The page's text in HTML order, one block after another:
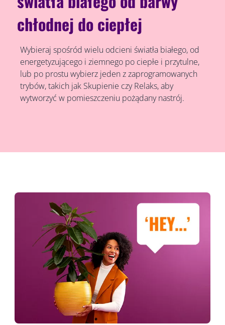
chłodnej do ciepłej
Wybieraj spośród wielu odcieni światła białego, od
energetyzującego i ziemnego po ciepłe i przytulne,
lub po prostu wybierz jeden z zaprogramowanych
trybów, takich jak Skupienie czy Relaks, aby
wytworzyć w pomieszczeniu pożądany nastrój.